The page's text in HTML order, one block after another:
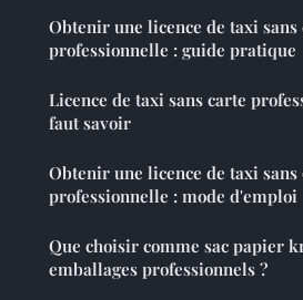
Obtenir une licence de taxi sans
professionnelle : guide pratique
Licence de taxi sans carte
faut savoir
Obtenir une licence de taxi sans
professionnelle : mode d'emploi
Que choisir comme sac papier
emballages professionnels ?